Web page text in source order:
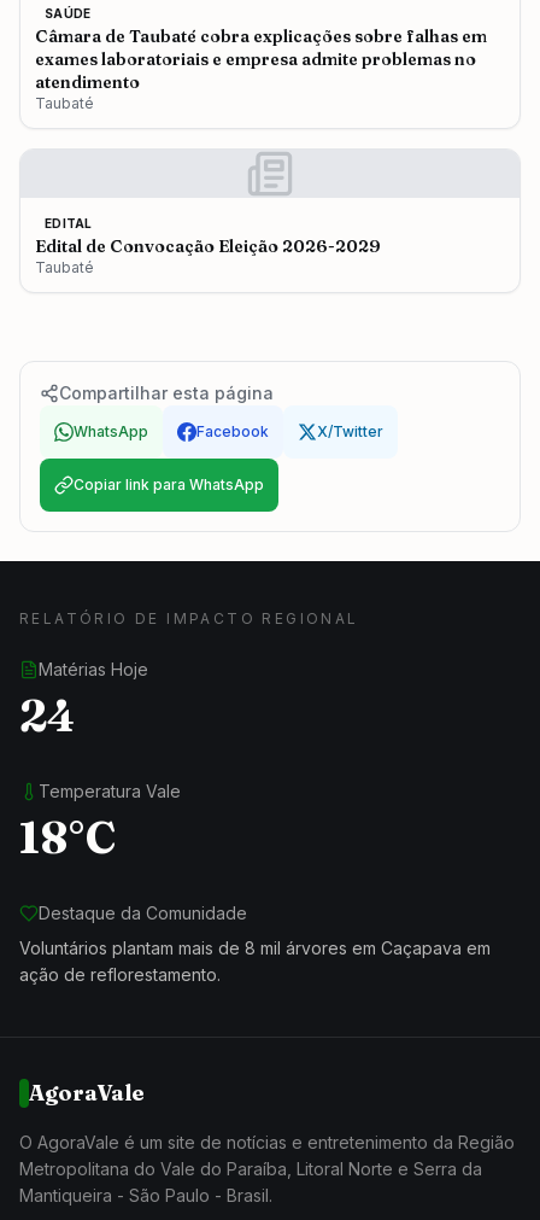
SAÚDE
Câmara de Taubaté cobra explicações sobre falhas em
exames laboratoriais e empresa admite problemas no
atendimento
Taubaté
EDITAL
Edital de Convocação Eleição 2026-2029
Taubaté
Compartilhar esta página
WhatsApp Facebook X/Twitter
Copiar link para WhatsApp
RELATÓRIO DE IMPACTO REGIONAL
Matérias Hoje
24
Temperatura Vale
18°C
Destaque da Comunidade
Voluntários plantam mais de 8 mil árvores em Caçapava em
ação de reflorestamento.
AgoraVale
O AgoraVale é um site de notícias e entretenimento da Região
Metropolitana do Vale do Paraíba, Litoral Norte e Serra da
Mantiqueira - São Paulo - Brasil.